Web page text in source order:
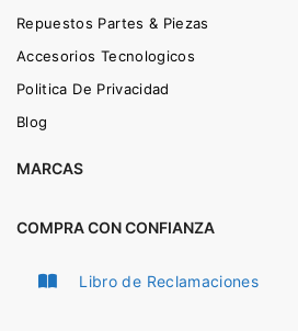
Repuestos Partes & Piezas
Accesorios Tecnologicos
Politica De Privacidad
Blog
MARCAS
COMPRA CON CONFIANZA
Libro de Reclamaciones